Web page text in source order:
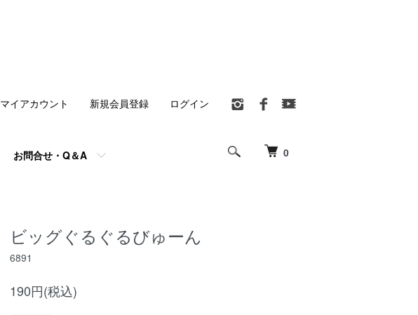
0
お問合せ・Q＆A
マイアカウント 新規会員登録 ログイン
ビッグぐるぐるびゅーん
6891
190円(税込)